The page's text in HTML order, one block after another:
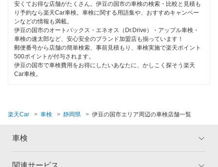
富士市
富士宮市
牧之原市
三島市
閉じる
安くてお得な店舗がたくさん。伊豆の国市の車検の検索・比較と見積も
り予約なら楽天Car車検。車検に関する用語集や、おすすめキャンペー
ンなどの情報も満載。
伊豆の国市のオートバックス・エネオス（Dr.Drive）・アップル車検・
車検の速太郎など、安心安全のブランド加盟店も揃っています！
郵便番号から店舗の簡単検索、事前見積もり、車検実施で楽天ポイント
500ポイントが付与されます。
伊豆の国市で車検費用をお得にしたいあなたに、かしこく探そう楽天
Car車検。
楽天Car 車検 静岡県 伊豆の国市エリア周辺の車検店舗一覧
車検